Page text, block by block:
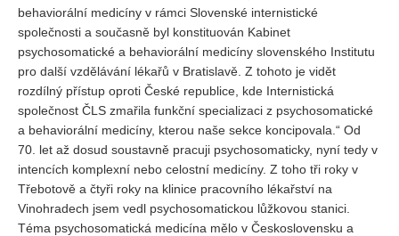
behaviorální medicíny v rámci Slovenské internistické
společnosti a současně byl konstituován Kabinet
psychosomatické a behaviorální medicíny slovenského Institutu
pro další vzdělávání lékařů v Bratislavě. Z tohoto je vidět
rozdílný přístup oproti České republice, kde Internistická
společnost ČLS zmařila funkční specializaci z psychosomatické
a behaviorální medicíny, kterou naše sekce koncipovala.“ Od
70. let až dosud soustavně pracuji psychosomaticky, nyní tedy v
intencích komplexní nebo celostní medicíny. Z toho tři roky v
Třebotově a čtyři roky na klinice pracovního lékařství na
Vinohradech jsem vedl psychosomatickou lůžkovou stanici.
Téma psychosomatická medicína mělo v Československu a